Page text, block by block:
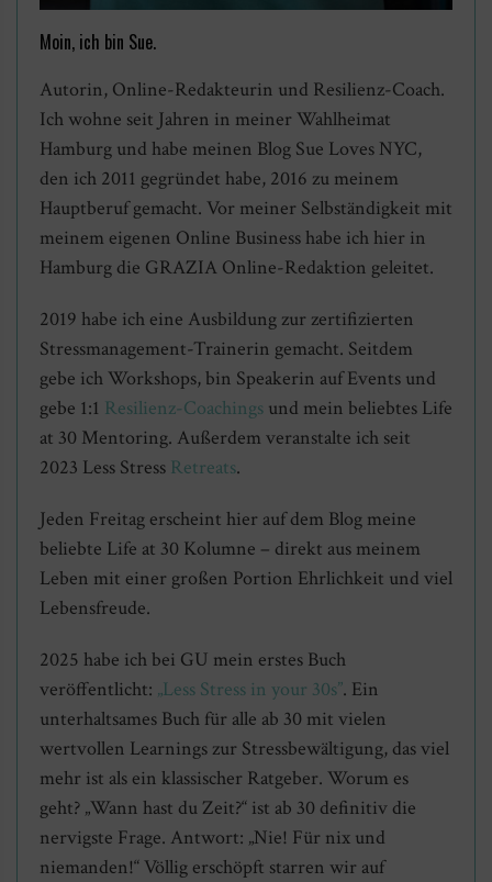
Moin, ich bin Sue.
Autorin, Online-Redakteurin und Resilienz-Coach.
Ich wohne seit Jahren in meiner Wahlheimat
Hamburg und habe meinen Blog Sue Loves NYC,
den ich 2011 gegründet habe, 2016 zu meinem
Hauptberuf gemacht. Vor meiner Selbständigkeit mit
meinem eigenen Online Business habe ich hier in
Hamburg die GRAZIA Online-Redaktion geleitet.
2019 habe ich eine Ausbildung zur zertifizierten
Stressmanagement-Trainerin gemacht. Seitdem
gebe ich Workshops, bin Speakerin auf Events und
gebe 1:1 Resilienz-Coachings und mein beliebtes Life
at 30 Mentoring. Außerdem veranstalte ich seit
2023 Less Stress Retreats.
Jeden Freitag erscheint hier auf dem Blog meine
beliebte Life at 30 Kolumne – direkt aus meinem
Leben mit einer großen Portion Ehrlichkeit und viel
Lebensfreude.
2025 habe ich bei GU mein erstes Buch
veröffentlicht: „Less Stress in your 30s”. Ein
unterhaltsames Buch für alle ab 30 mit vielen
wertvollen Learnings zur Stressbewältigung, das viel
mehr ist als ein klassischer Ratgeber. Worum es
geht? „Wann hast du Zeit?“ ist ab 30 definitiv die
nervigste Frage. Antwort: „Nie! Für nix und
niemanden!“ Völlig erschöpft starren wir auf